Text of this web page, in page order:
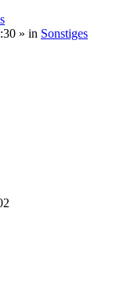
» in Sonstiges